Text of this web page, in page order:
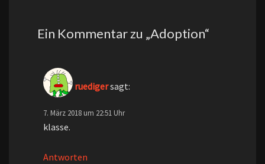
Ein Kommentar zu „Adoption“
ruedigersagt:
7. März 2018 um 22:51 Uhr
klasse.
Antworten